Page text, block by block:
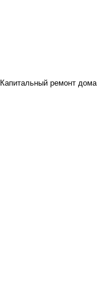
Капитальный ремонт дома